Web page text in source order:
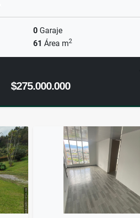
0 Garaje
61 Área m2
$275.000.000